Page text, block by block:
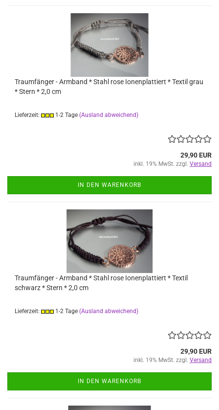
Traumfänger - Armband * Stahl rose Ionenplattiert * Textil grau
* Stern * 2,0 cm
Lieferzeit: 1-2 Tage (Ausland abweichend)
29,90 EUR
inkl. 19% MwSt. zzgl. Versand
IN DEN WARENKORB
Traumfänger - Armband * Stahl rose Ionenplattiert * Textil
schwarz * Stern * 2,0 cm
Lieferzeit: 1-2 Tage (Ausland abweichend)
29,90 EUR
inkl. 19% MwSt. zzgl. Versand
IN DEN WARENKORB